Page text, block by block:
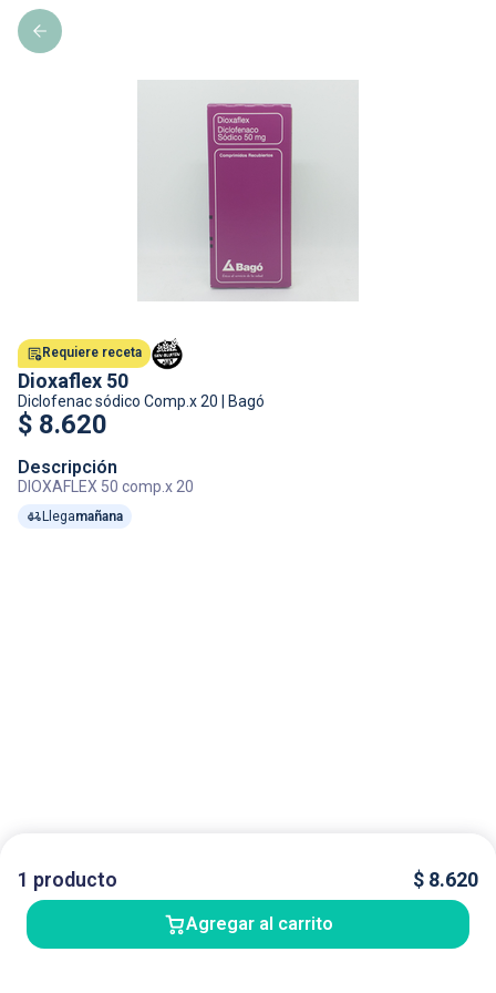
Requiere receta
Dioxaflex 50
Diclofenac sódico Comp.x 20 Bagó
$ 8.620
Descripción
DIOXAFLEX 50 comp.x 20
Llegamañana
1 producto $ 8.620
Agregar al carrito